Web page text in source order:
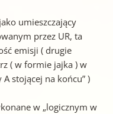
umieszczający
przez UR, ta
emisji ( drugie
( w formie jajka ) w
stojącej na końcu” )
w „logicznym w